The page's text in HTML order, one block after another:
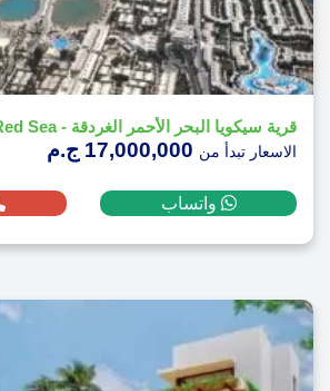
الاسعار تبدأ من
واتساب